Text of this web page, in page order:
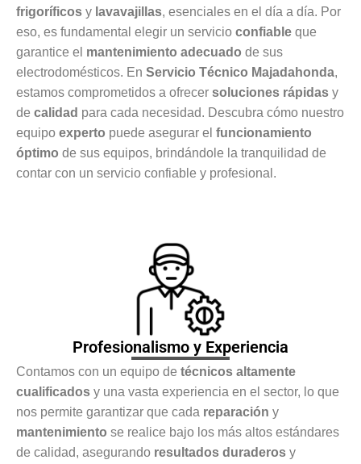
frigoríficos y lavavajillas, esenciales en el día a día. Por
eso, es fundamental elegir un servicio confiable que
garantice el mantenimiento adecuado de sus
electrodomésticos. En Servicio Técnico Majadahonda,
estamos comprometidos a ofrecer soluciones rápidas y
de calidad para cada necesidad. Descubra cómo nuestro
equipo experto puede asegurar el funcionamiento
óptimo de sus equipos, brindándole la tranquilidad de
contar con un servicio confiable y profesional.
Profesionalismo y Experiencia
Contamos con un equipo de técnicos altamente
cualificados y una vasta experiencia en el sector, lo que
nos permite garantizar que cada reparación y
mantenimiento se realice bajo los más altos estándares
de calidad, asegurando resultados duraderos y